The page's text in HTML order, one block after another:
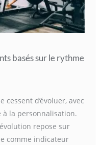
basés sur le rythme
d’évoluer, avec
la personnalisation.
repose sur
comme indicateur